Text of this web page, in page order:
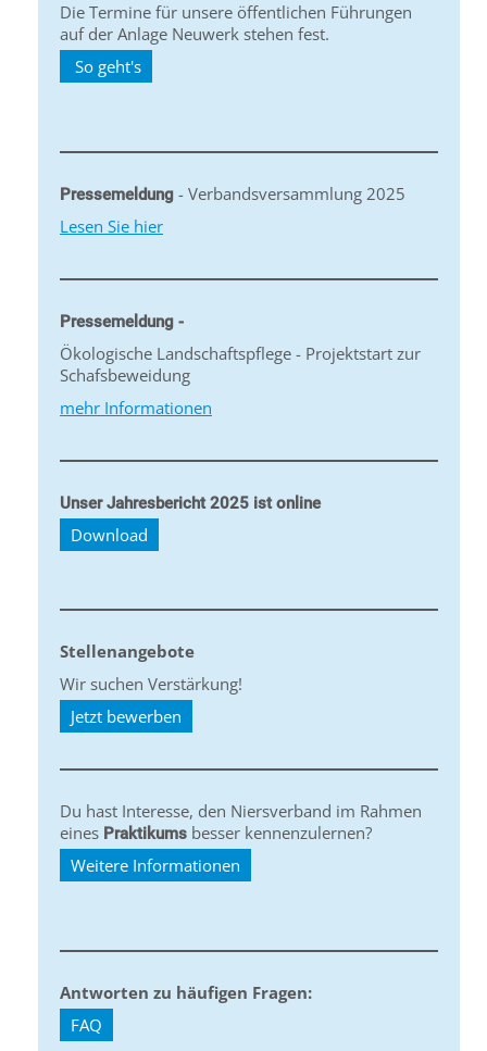
Die Termine für unsere öffentlichen Führungen
auf der Anlage Neuwerk stehen fest.
So geht's
Pressemeldung - Verbandsversammlung 2025
Lesen Sie hier
Pressemeldung -
Ökologische Landschaftspflege - Projektstart zur
Schafsbeweidung
mehr Informationen
Unser Jahresbericht 2025 ist online
Download
Stellenangebote
Wir suchen Verstärkung!
Jetzt bewerben
Du hast Interesse, den Niersverband im Rahmen
eines Praktikums besser kennenzulernen?
Weitere Informationen
Antworten zu häufigen Fragen:
FAQ